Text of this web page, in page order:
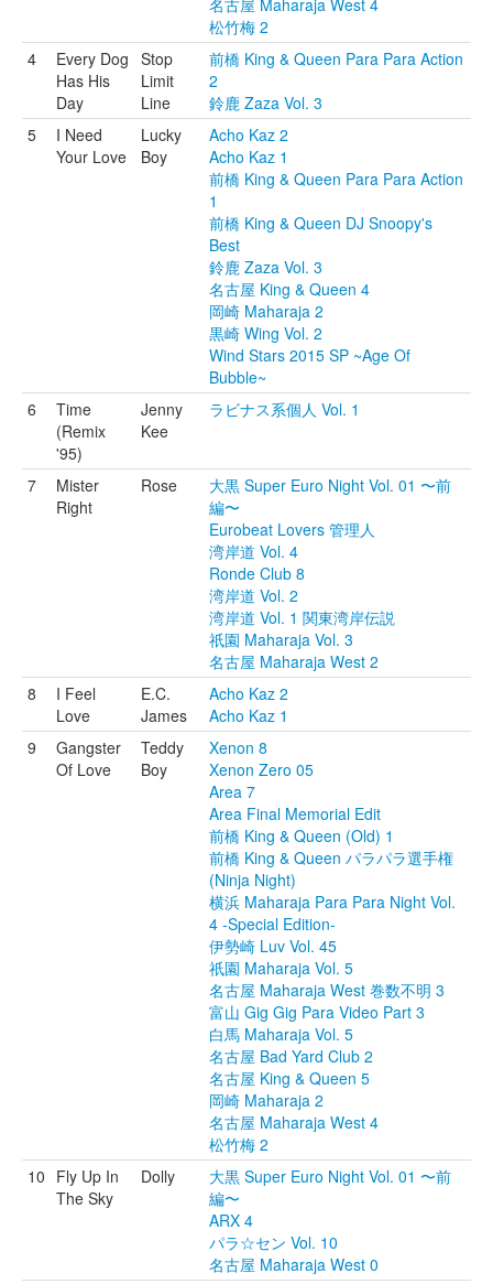
名古屋 Maharaja West 4
松竹梅 2
4
Every Dog
Has His
Day
Stop
Limit
Line
前橋 King & Queen Para Para Action
2
鈴鹿 Zaza Vol. 3
5
I Need
Your Love
Lucky
Boy
Acho Kaz 2
Acho Kaz 1
前橋 King & Queen Para Para Action
1
前橋 King & Queen DJ Snoopy's
Best
鈴鹿 Zaza Vol. 3
名古屋 King & Queen 4
岡崎 Maharaja 2
黒崎 Wing Vol. 2
Wind Stars 2015 SP ~Age Of
Bubble~
6
Time
(Remix
'95)
Jenny
Kee
ラビナス系個人 Vol. 1
7
Mister
Right
Rose
大黒 Super Euro Night Vol. 01 〜前
編〜
Eurobeat Lovers 管理人
湾岸道 Vol. 4
Ronde Club 8
湾岸道 Vol. 2
湾岸道 Vol. 1 関東湾岸伝説
祇園 Maharaja Vol. 3
名古屋 Maharaja West 2
8
I Feel
Love
E.C.
James
Acho Kaz 2
Acho Kaz 1
9
Gangster
Of Love
Teddy
Boy
Xenon 8
Xenon Zero 05
Area 7
Area Final Memorial Edit
前橋 King & Queen (Old) 1
前橋 King & Queen パラパラ選手権
(Ninja Night)
横浜 Maharaja Para Para Night Vol.
4 -Special Edition-
伊勢崎 Luv Vol. 45
祇園 Maharaja Vol. 5
名古屋 Maharaja West 巻数不明 3
富山 Gig Gig Para Video Part 3
白馬 Maharaja Vol. 5
名古屋 Bad Yard Club 2
名古屋 King & Queen 5
岡崎 Maharaja 2
名古屋 Maharaja West 4
松竹梅 2
10 Fly Up In
The Sky
Dolly
大黒 Super Euro Night Vol. 01 〜前
編〜
ARX 4
パラ☆セン Vol. 10
名古屋 Maharaja West 0